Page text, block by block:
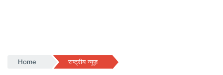
Home राष्ट्रीय न्यूज़